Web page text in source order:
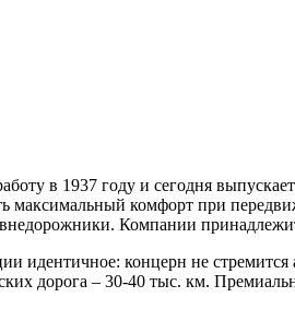
в 1937 году и сегодня
максимальный комфорт при
Компании
идентичное: концерн не
дорога – 30-40 тыс. км.